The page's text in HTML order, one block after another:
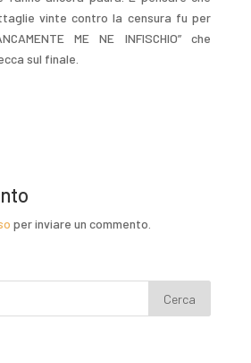
vinte contro la censura fu per
ME NE INFISCHIO” che
sul finale.
per inviare un commento.